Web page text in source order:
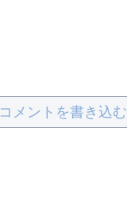
コメントを書き込む